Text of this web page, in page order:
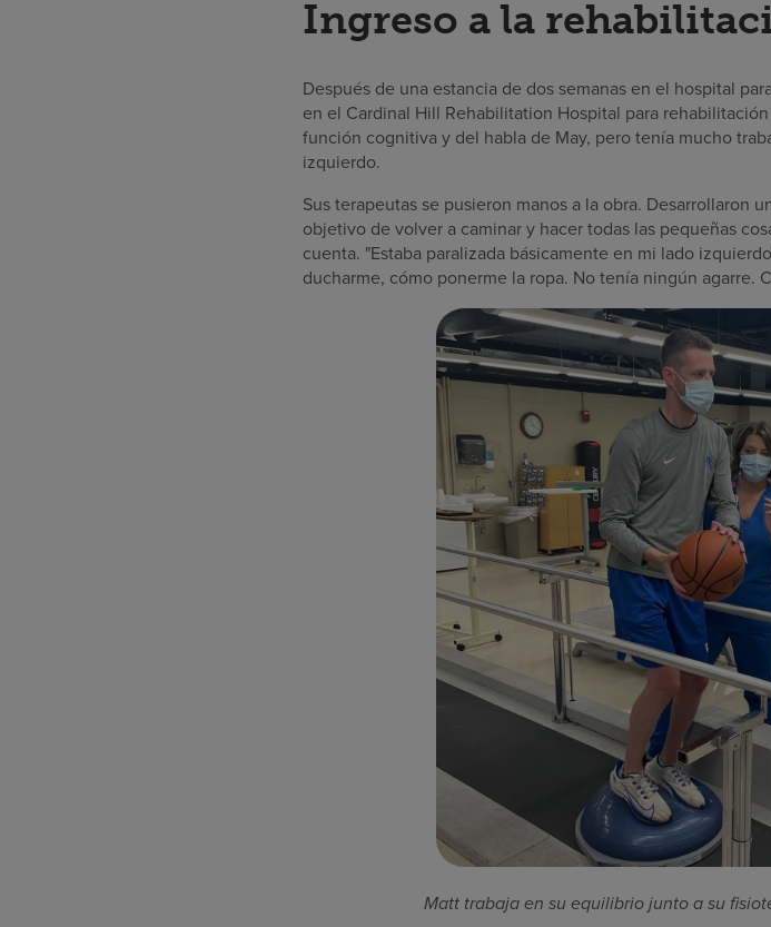
Ingreso a la
Después de una estancia de dos semanas en el hospital
en el Cardinal Hill Rehabilitation Hospital para
función cognitiva y del habla de May, pero tenía mucho
izquierdo.
Sus terapeutas se pusieron manos a la obra. Desarrollaron
objetivo de volver a caminar y hacer todas las pequeñas
cuenta. "Estaba paralizada básicamente en mi lado
ducharme, cómo ponerme la ropa. No tenía ningún agarre.
Matt trabaja en su equilibrio junto a su